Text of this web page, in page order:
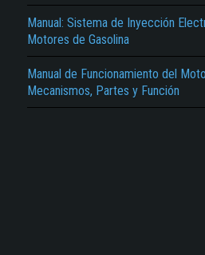
Manual: Sistema de Inyección
Motores de Gasolina
Manual de Funcionamiento del
Mecanismos, Partes y Función
No carga o no se
Reportar otro tipo de error...